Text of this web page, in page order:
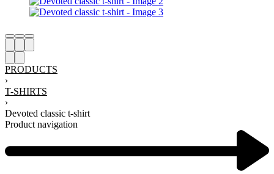
PRODUCTS
›
T-SHIRTS
›
Devoted classic t-shirt
Product navigation